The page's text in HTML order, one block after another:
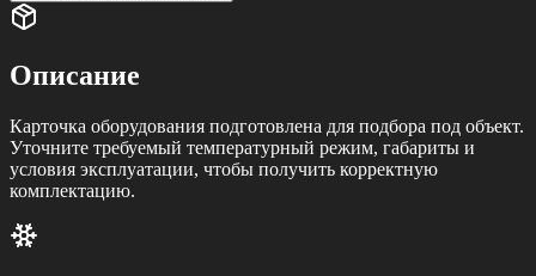
Описание
Карточка оборудования подготовлена для подбора под объект.
Уточните требуемый температурный режим, габариты и
условия эксплуатации, чтобы получить корректную
комплектацию.